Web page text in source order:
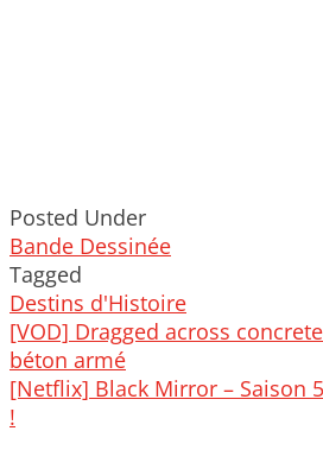
Posted Under
Bande Dessinée
Tagged
Destins d'Histoire
Post
navigation
[VOD] Dragged across
béton armé
[Netflix] Black Mirror – Saison
!